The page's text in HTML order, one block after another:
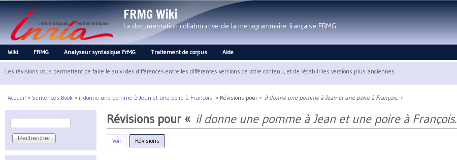
FRMG Wiki
La documentation collaborative de la metagrammaire française FRMG
Main menu
Wiki FRMG Analyseur syntaxique FrMG Traitement de corpus Aide
Les révisions vous permettent de faire le suivi des différences entre les différentes versions de votre contenu, et de rétablir les versions plus anciennes.
Vous êtes ici
Accueil » Sentences Book » il donne une pomme à Jean et une poire à François. » Révisions pour « il donne une pomme à Jean et une poire à François. »
Révisions pour « il donne une pomme à Jean et une poire à François.
Voir Révisions
Formulaire de recherche
Rechercher